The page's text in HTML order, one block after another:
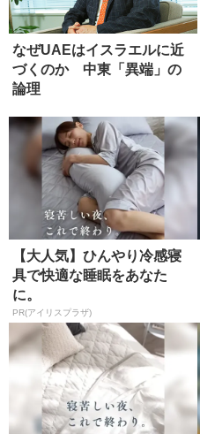
なぜUAEはイスラエルに近
づくのか 中東「異端」の
論理
【大人気】ひんやり冷感寝
具で快適な睡眠をあなた
に。
PR(アイリスプラザ)